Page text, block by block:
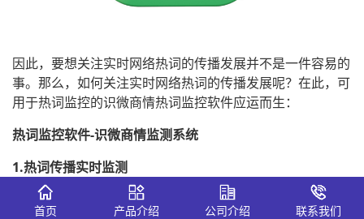
因此，要想关注实时网络热词的传播发展并不是一件容易的
事。那么，如何关注实时网络热词的传播发展呢？在此，可
用于热词监控的识微商情热词监控软件应运而生：
热词监控软件-识微商情监测系统
1.热词传播实时监测
网络热词一经滋生会随着舆论热度的不断变化而变化，且会
首页 产品介绍 公司介绍 联系我们